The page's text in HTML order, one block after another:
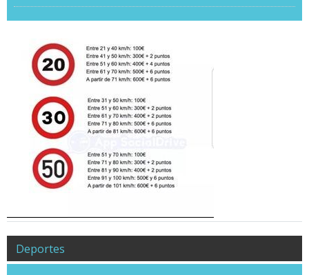
Deportes